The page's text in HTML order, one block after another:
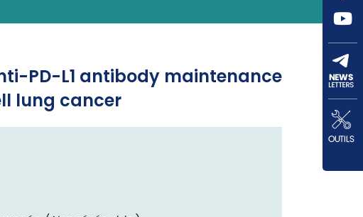
PD-L1 antibody maintenance
lung cancer